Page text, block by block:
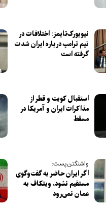
نیویورک‌تایمز: اختلافات در
تیم ترامپ درباره ایران شدت
گرفته است
استقبال کویت و قطر از
مذاکرات ایران و آمریکا در
مسقط
واشنگتن‌پست:
اگر ایران حاضر به گفت‌وگوی
مستقیم نشود، ویتکاف به
عمان نمی‌رود